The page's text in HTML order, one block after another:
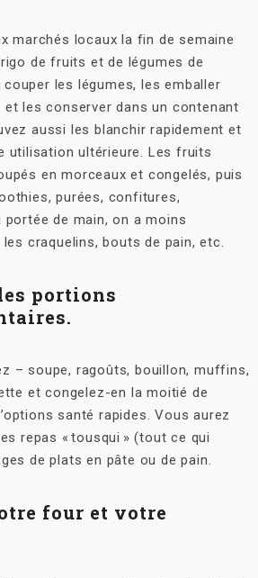
marchés locaux la fin de semaine
de fruits et de légumes de
les légumes, les emballer
et les conserver dans un contenant
aussi les blanchir rapidement et
utilisation ultérieure. Les fruits
en morceaux et congelés, puis
purées, confitures,
de main, on a moins
craquelins, bouts de pain, etc.
portions
– soupe, ragoûts, bouillon, muffins,
et congelez-en la moitié de
santé rapides. Vous aurez
repas « tousqui » (tout ce qui
de plats en pâte ou de pain.
four et votre